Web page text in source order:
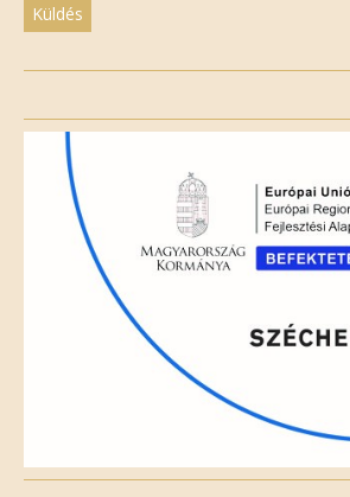
field
empty.